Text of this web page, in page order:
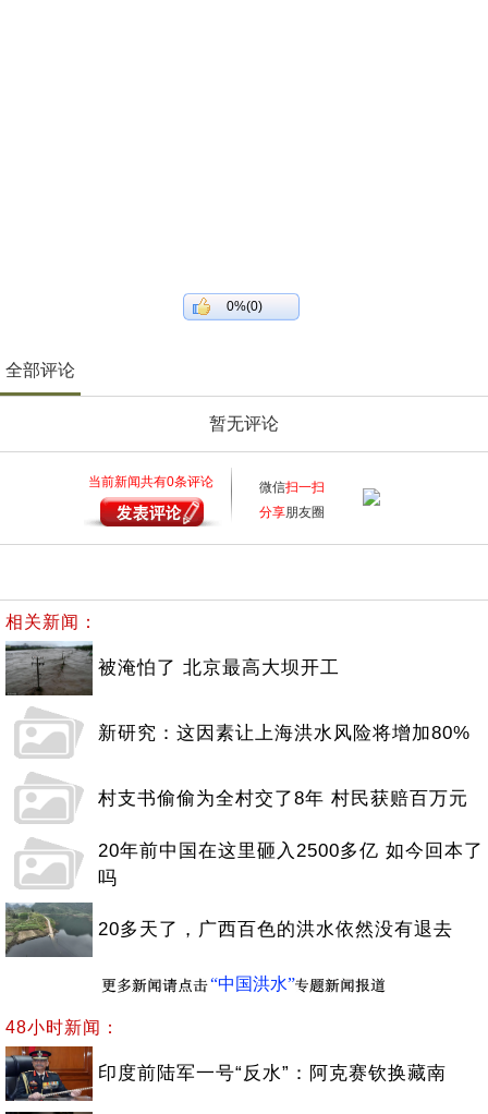
0%(0)
全部评论
暂无评论
当前新闻共有0条评论 微信扫一扫
分享朋友圈
相关新闻：
被淹怕了 北京最高大坝开工
新研究：这因素让上海洪水风险将增加80%
村支书偷偷为全村交了8年 村民获赔百万元
20年前中国在这里砸入2500多亿 如今回本了
吗
20多天了，广西百色的洪水依然没有退去
“中国洪水”
48小时新闻：
印度前陆军一号“反水”：阿克赛钦换藏南